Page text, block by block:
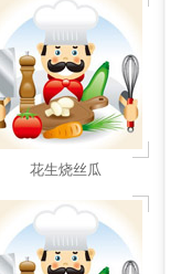
花生烧丝瓜